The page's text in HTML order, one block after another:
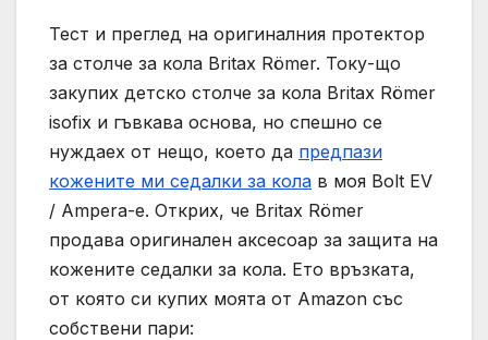
Тест и преглед на оригиналния протектор
за столче за кола Britax Römer. Току-що
закупих детско столче за кола Britax Römer
isofix и гъвкава основа, но спешно се
нуждаех от нещо, което да предпази
кожените ми седалки за кола в моя Bolt EV
/ Ampera-e. Открих, че Britax Römer
продава оригинален аксесоар за защита на
кожените седалки за кола. Ето връзката,
от която си купих моята от Amazon със
собствени пари: